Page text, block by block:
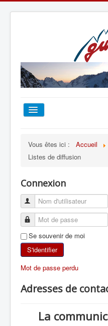
TOUT SUR LE GUMS
ESCALADE
ALPINISME
SKI DE RANDONNÉE
RANDONNÉE
Vous êtes ici : Accueil
Listes de diffusion
Connexion
Se souvenir de moi
S'identifier
Mot de passe perdu
Adresses de
La